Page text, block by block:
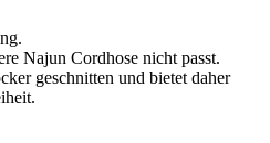
Najun Cordhose nicht passt.
geschnitten und bietet daher